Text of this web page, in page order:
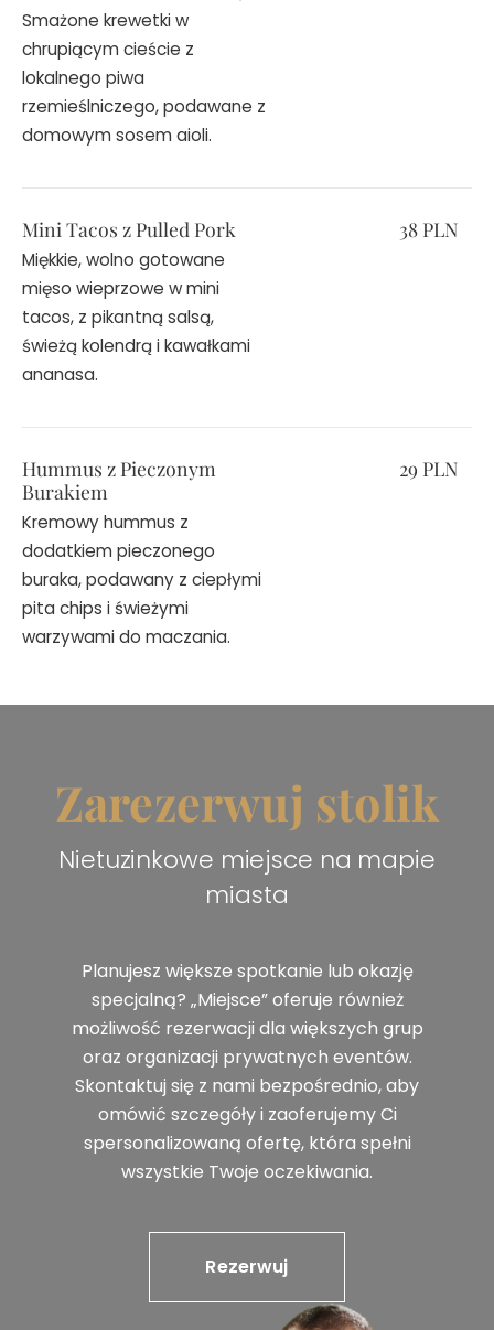
Smażone krewetki w
chrupiącym cieście z
lokalnego piwa
rzemieślniczego, podawane z
domowym sosem aioli.
Mini Tacos z Pulled Pork
Miękkie, wolno gotowane
mięso wieprzowe w mini
tacos, z pikantną salsą,
świeżą kolendrą i kawałkami
ananasa.
38 PLN
Hummus z Pieczonym
Burakiem
Kremowy hummus z
dodatkiem pieczonego
buraka, podawany z ciepłymi
pita chips i świeżymi
warzywami do maczania.
29 PLN
Zarezerwuj stolik
Nietuzinkowe miejsce na mapie
miasta
Planujesz większe spotkanie lub okazję
specjalną? „Miejsce” oferuje również
możliwość rezerwacji dla większych grup
oraz organizacji prywatnych eventów.
Skontaktuj się z nami bezpośrednio, aby
omówić szczegóły i zaoferujemy Ci
spersonalizowaną ofertę, która spełni
wszystkie Twoje oczekiwania.
Rezerwuj